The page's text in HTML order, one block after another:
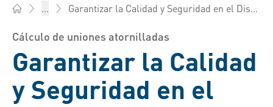
... Garantizar la Calidad y Seguridad en el Diseño de Uniones Atornilladas
Cálculo de uniones atornilladas
Garantizar la Calidad
y Seguridad en el